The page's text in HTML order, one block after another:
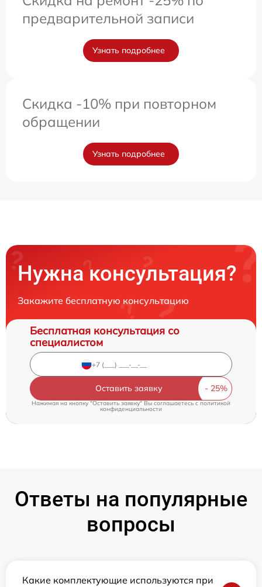
предварительной записи
Узнать подробнее
Скидка -10% при повторном
обращении
Узнать подробнее
Нужна консультация?
Закажите бесплатную консультацию
Бесплатная консультация со
специалистом
Оставить заявку
Нажимая на кнопку "Оставить заявку" Вы соглашаетесь c политикой
конфиденциальности
Ответы на популярные
вопросы
Какие комплектующие используются при